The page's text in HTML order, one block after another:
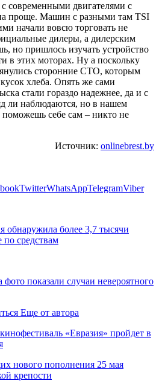
современными двигателями с
проще. Машин с разными там TSI
начали вовсю торговать не
дилеры, а дилерским
но пришлось изучать устройство
в этих моторах. Ну а поскольку
сторонние СТО, которым
хлеба. Опять же сами
стали гораздо надежнее, да и с
ли наблюдаются, но в нашем
себе сам – никто не
Источник: onlinebrest.by
TwitterWhatsAppTelegramViber
обнаружила более 3,7 тысячи
средствам
показали случаи невероятного
Еще от автора
«Евразия» пройдет в
нового пополнения 25 мая
крепости